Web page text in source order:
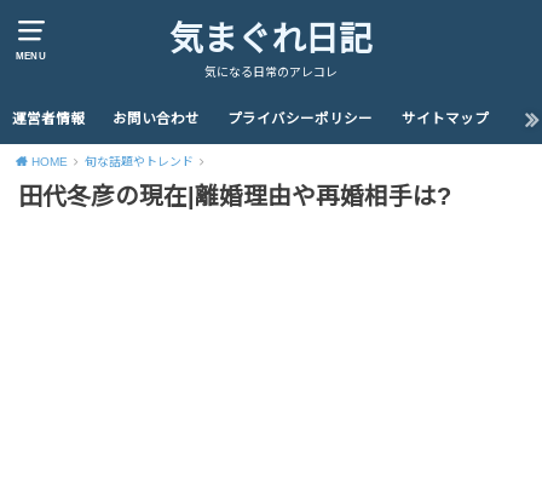
MENU 気まぐれ日記
気になる日常のアレコレ
運営者情報 お問い合わせ プライバシーポリシー サイトマップ
HOME 旬な話題やトレンド
田代冬彦の現在|離婚理由や再婚相手は?